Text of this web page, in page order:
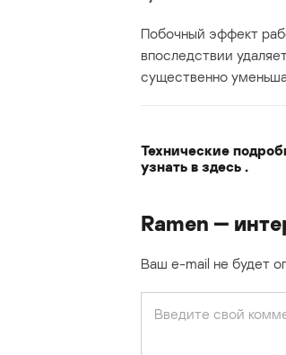
Побочный эффект
впоследствии
существенно
Технические
узнать в здесь .
Ramen —
Ваш e-mail не будет